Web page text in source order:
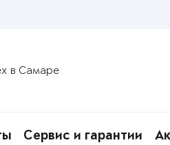
в Самаре
Сервис и гарантии